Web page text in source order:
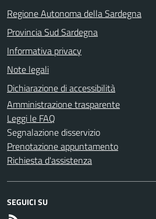
Regione Autonoma della Sardegna
Provincia Sud Sardegna
Informativa privacy
Note legali
Dichiarazione di accessibilità
Amministrazione trasparente
Leggi le FAQ
Segnalazione disservizio
Prenotazione appuntamento
Richiesta d'assistenza
SEGUICI SU